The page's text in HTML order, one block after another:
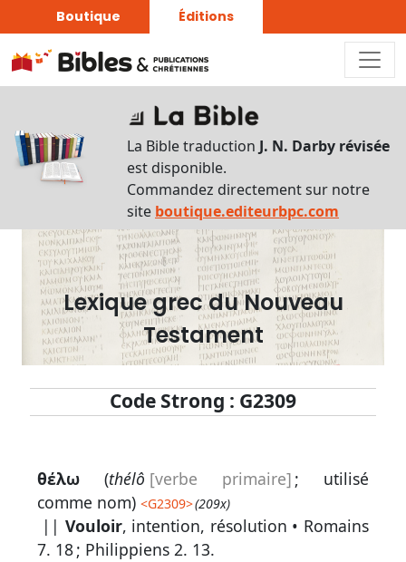
Boutique Éditions
La Bible traduction J. N. Darby révisée
est disponible.
Commandez directement sur notre
site boutique.editeurbpc.com
Lexique grec du Nouveau
Testament
Code Strong : G2309
θέλω (thélô [verbe primaire] ; utilisé
comme nom)<G2309>(209x)
|| Vouloir, intention, résolution • Romains
7. 18; Philippiens 2. 13.
Recherche
Rechercher
par
lettre
Rechercher
par
mot
français
Lexique
Recherche